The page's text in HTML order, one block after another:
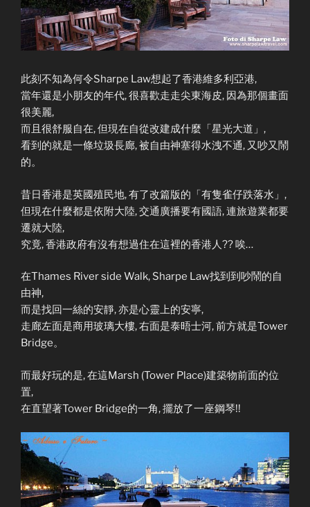
此刻不知為何令Sharpe Law想起了香港維多利亞港,
當年還是小朋友的年代, 很喜歡走走尖東海皮, 因為那個畫面
很美麗,
而且很舒服自在, 但現在自從改建成什麼「星光大道」,
看到的就是一條垃圾長廊, 被自由神塞得水洩不通, 又吵又鬧
的。
昔日香港是英國殖民地, 有了改篇版的「有隻雀仔跌落水」,
但現在什麼都是依附大陸, 交通廣播要有國語, 連旅遊業都要
遷就大陸,
究竟, 香港政府有沒有想過住在這裡的香港人?? 唉…
在Thames River side Walk, Sharpe Law找到到吵鬧的自
由神,
而是找回一絲的安靜, 亦是心靈上的安寧,
走廊左面是商用玻璃大樓, 右面是泰晤士河, 前方就是Tower
Bridge。
而最好玩的是, 在這Marsh (Tower Place)建築物前面的位
置,
在直望著Tower Bridge的一角, 擺放了一座鋼琴!!